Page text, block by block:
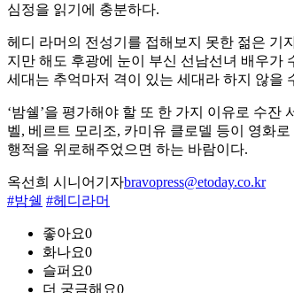
심정을 읽기에 충분하다.
헤디 라머의 전성기를 접해보지 못한 젊은 기
지만 해도 후광에 눈이 부신 선남선녀 배우가
세대는 추억마저 격이 있는 세대라 하지 않을
‘밤쉘’을 평가해야 할 또 한 가지 이유로 수
벨, 베르트 모리조, 카미유 클로델 등이 영화
행적을 위로해주었으면 하는 바람이다.
옥선희 시니어기자bravopress@etoday.co.kr
#밤쉘 #헤디라머
좋아요0
화나요0
슬퍼요0
더 궁금해요0